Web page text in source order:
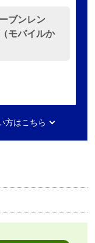
ブンレン
モバイルか
方はこちら